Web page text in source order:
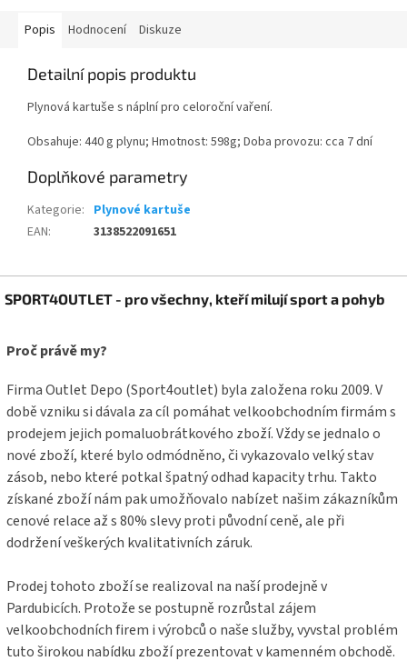
Popis Hodnocení Diskuze
Detailní popis produktu
Plynová kartuše s náplní pro celoroční vaření.
Obsahuje: 440 g plynu; Hmotnost: 598g; Doba provozu: cca 7 dní
Doplňkové parametry
Kategorie: Plynové kartuše
EAN: 3138522091651
á
a
SPORT4OUTLET - pro všechny, kteří milují sport a pohyb
Proč právě my?
Firma Outlet Depo (Sport4outlet) byla založena roku 2009. V
době vzniku si dávala za cíl pomáhat velkoobchodním firmám s
prodejem jejich pomaluobrátkového zboží. Vždy se jednalo o
nové zboží, které bylo odmódněno, či vykazovalo velký stav
zásob, nebo které potkal špatný odhad kapacity trhu. Takto
získané zboží nám pak umožňovalo nabízet našim zákazníkům
cenové relace až s 80% slevy proti původní ceně, ale při
dodržení veškerých kvalitativních záruk.
Prodej tohoto zboží se realizoval na naší prodejně v
Pardubicích. Protože se postupně rozrůstal zájem
velkoobchodních firem i výrobců o naše služby, vyvstal problém
tuto širokou nabídku zboží prezentovat v kamenném obchodě.